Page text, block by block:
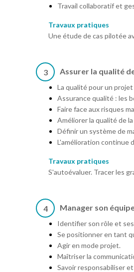
Travail collaboratif et
Travaux pratiques
Une étude de cas pilotée
3 Assurer la qualité
La qualité pour un
Assurance qualité : les
Faire face aux risques
Améliorer la qualité de
Définir un système de
L'amélioration continue
Travaux pratiques
S'autoévaluer. Tracer les
4 Manager son
Identifier son rôle et
Se positionner en tant
Agir en mode projet.
Maîtriser la
Savoir responsabiliser